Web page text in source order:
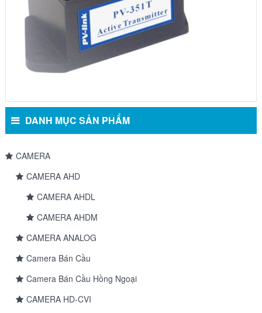
DANH MỤC SẢN PHẨM
CAMERA
CAMERA AHD
CAMERA AHDL
CAMERA AHDM
CAMERA ANALOG
Camera Bán Cầu
Camera Bán Cầu Hồng Ngoại
CAMERA HD-CVI